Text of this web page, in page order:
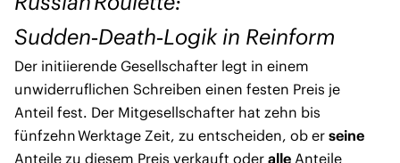
Sudden‑Death‑Logik in Reinform
Der initiierende Gesellschafter legt in einem
unwiderruflichen Schreiben einen festen Preis je
Anteil fest. Der Mitgesellschafter hat zehn bis
fünfzehn Werktage Zeit, zu entscheiden, ob er seine
Anteile zu diesem Preis verkauft oder alle Anteile